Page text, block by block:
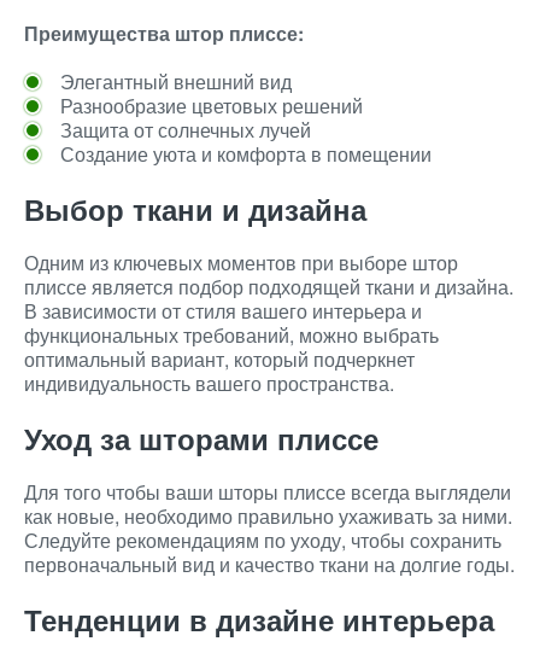
Преимущества штор плиссе:
Элегантный внешний вид
Разнообразие цветовых решений
Защита от солнечных лучей
Создание уюта и комфорта в помещении
Выбор ткани и дизайна
Одним из ключевых моментов при выборе штор
плиссе является подбор подходящей ткани и дизайна.
В зависимости от стиля вашего интерьера и
функциональных требований, можно выбрать
оптимальный вариант, который подчеркнет
индивидуальность вашего пространства.
Уход за шторами плиссе
Для того чтобы ваши шторы плиссе всегда выглядели
как новые, необходимо правильно ухаживать за ними.
Следуйте рекомендациям по уходу, чтобы сохранить
первоначальный вид и качество ткани на долгие годы.
Тенденции в дизайне интерьера